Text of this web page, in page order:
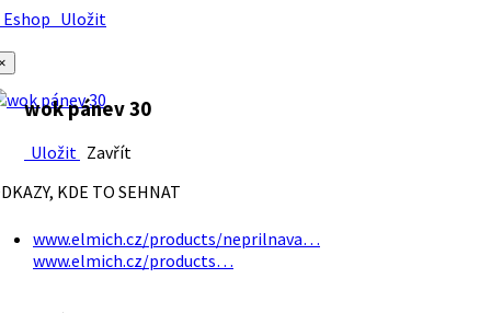
Uložit
wok pánev 30
Uložit Zavřít
KDE TO SEHNAT
www.elmich.cz/products/neprilnava…
www.elmich.cz/products…